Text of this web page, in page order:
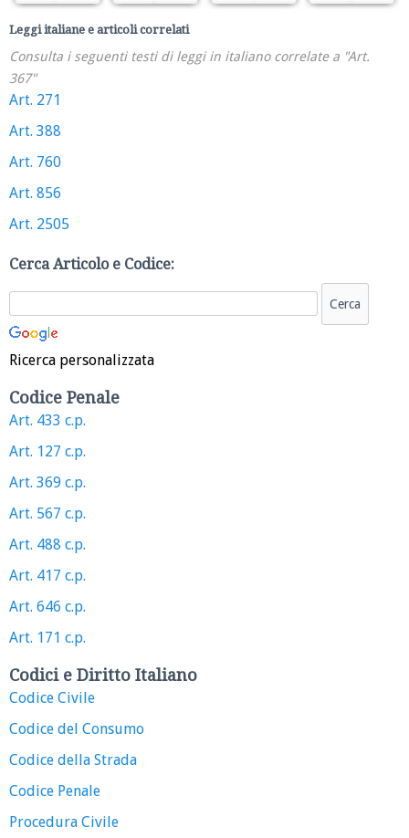
Leggi italiane e articoli correlati
Consulta i seguenti testi di leggi in italiano correlate a "Art.
367"
Art. 271
Art. 388
Art. 760
Art. 856
Art. 2505
Cerca Articolo e Codice:
Ricerca personalizzata
Codice Penale
Art. 433 c.p.
Art. 127 c.p.
Art. 369 c.p.
Art. 567 c.p.
Art. 488 c.p.
Art. 417 c.p.
Art. 646 c.p.
Art. 171 c.p.
Codici e Diritto Italiano
Codice Civile
Codice del Consumo
Codice della Strada
Codice Penale
Procedura Civile